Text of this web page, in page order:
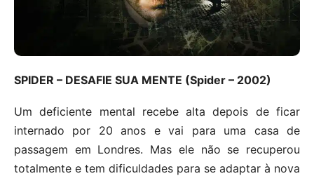
SPIDER – DESAFIE SUA MENTE (Spider – 2002)
Um deficiente mental recebe alta depois de ficar
internado por 20 anos e vai para uma casa de
passagem em Londres. Mas ele não se recuperou
totalmente e tem dificuldades para se adaptar à nova